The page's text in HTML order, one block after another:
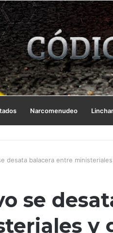
Narcomenudeo
desata balacera entre
se
y